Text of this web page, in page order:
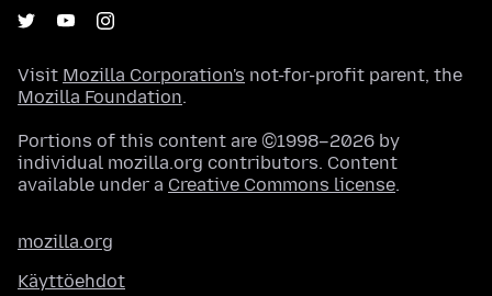
Visit Mozilla Corporation's not-for-profit parent, the
Mozilla Foundation.
Portions of this content are ©1998–2026 by
individual mozilla.org contributors. Content
available under a Creative Commons license.
mozilla.org
Käyttöehdot